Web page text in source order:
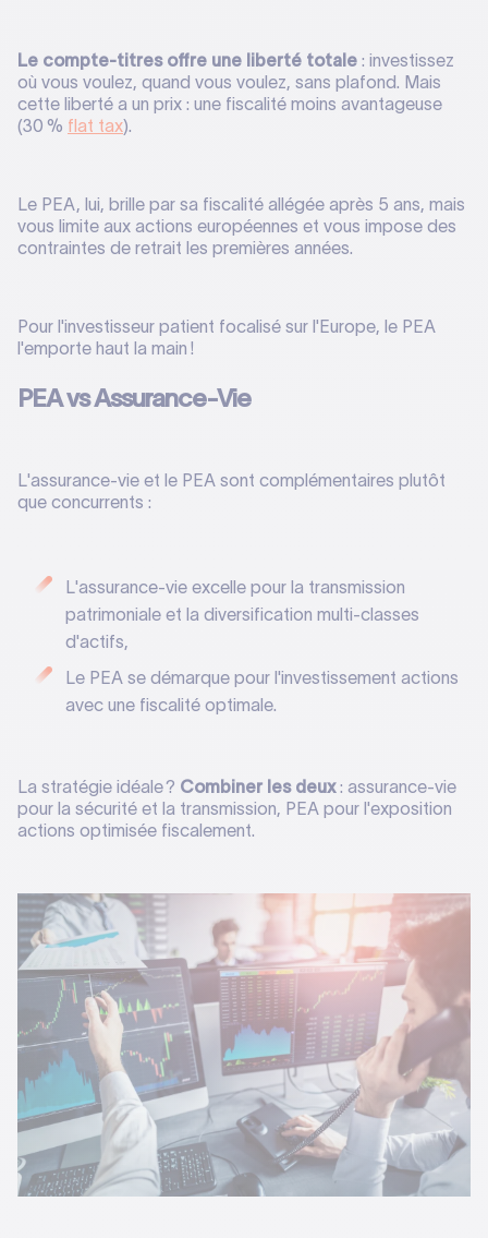
Le compte-titres offre une liberté totale : investissez
où vous voulez, quand vous voulez, sans plafond. Mais
cette liberté a un prix : une fiscalité moins avantageuse
(30 % flat tax).
Le PEA, lui, brille par sa fiscalité allégée après 5 ans, mais
vous limite aux actions européennes et vous impose des
contraintes de retrait les premières années.
Pour l'investisseur patient focalisé sur l'Europe, le PEA
l'emporte haut la main !
PEA vs Assurance-Vie
L'assurance-vie et le PEA sont complémentaires plutôt
que concurrents :
L'assurance-vie excelle pour la transmission
patrimoniale et la diversification multi-classes
d'actifs,
Le PEA se démarque pour l'investissement actions
avec une fiscalité optimale.
La stratégie idéale ? Combiner les deux: assurance-vie
pour la sécurité et la transmission, PEA pour l'exposition
actions optimisée fiscalement.